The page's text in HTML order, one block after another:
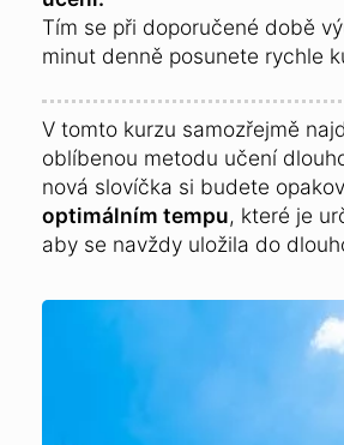
Tím se při doporučené době
minut denně posunete rychle
V tomto kurzu samozřejmě
oblíbenou metodu učení
nová slovíčka si budete
optimálním tempu, které je
aby se navždy uložila do